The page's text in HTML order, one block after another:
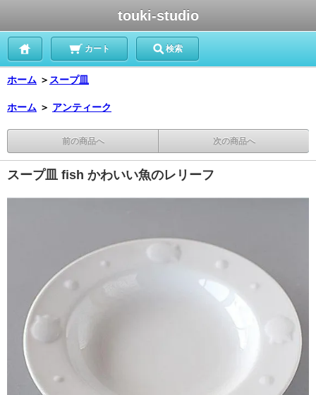
touki-studio
カート 検索
ホーム ＞ スープ皿
ホーム ＞ アンティーク
前の商品へ 次の商品へ
スープ皿 fish かわいい魚のレリーフ